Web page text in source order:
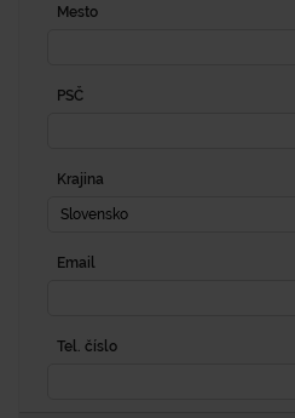
Mesto
PSČ
Krajina
Slovensko
Email
Tel. číslo